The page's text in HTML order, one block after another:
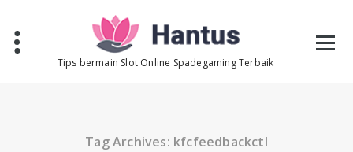
content
Tips bermain Slot Online Spadegaming Terbaik
Tag Archives: kfcfeedbackctl